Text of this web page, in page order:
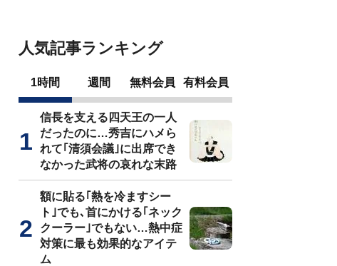
人気記事ランキング
1時間 週間 無料会員 有料会員
信長を支える四天王の一人
だったのに…秀吉にハメら
れて｢清須会議｣に出席でき
なかった武将の哀れな末路
額に貼る｢熱を冷ますシー
ト｣でも､首にかける｢ネック
クーラー｣でもない…熱中症
対策に最も効果的なアイテ
ム